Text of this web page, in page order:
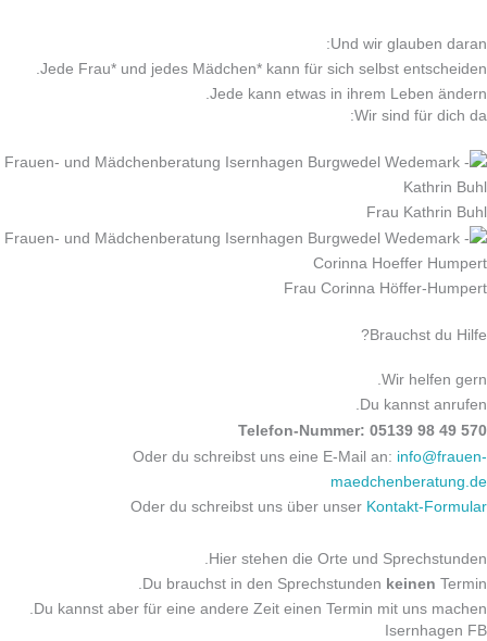
Und wir glauben daran:
Jede Frau* und jedes Mädchen* kann für sich selbst entscheiden.
Jede kann etwas in ihrem Leben ändern.
Wir sind für dich da:
Frau Kathrin Buhl
Frau Corinna Höffer-Humpert
Brauchst du Hilfe?
Wir helfen gern.
Du kannst anrufen.
Telefon-Nummer: 05139 98 49 570
Oder du schreibst uns eine E-Mail an: info@frauen-
maedchenberatung.de
Oder du schreibst uns über unser Kontakt-Formular
Hier stehen die Orte und Sprechstunden.
Du brauchst in den Sprechstunden keinen Termin.
Du kannst aber für eine andere Zeit einen Termin mit uns machen.
Isernhagen FB